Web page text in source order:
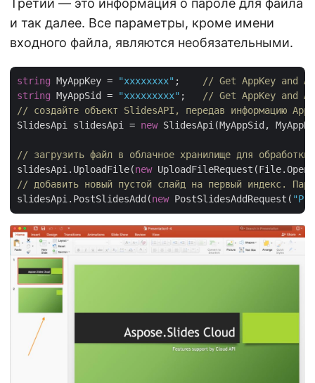
Третий — это информация о пароле для файла
и так далее. Все параметры, кроме имени
входного файла, являются необязательными.
string MyAppKey = "xxxxxxxx" ; // Get AppKey and
string MyAppSid = "xxxxxxxxx" ; // Get AppKey and
// создайте объект SlidesAPI, передав информацию
SlidesApi slidesApi = new SlidesApi(MyAppSid,
// загрузить файл в облачное хранилище для обработки
slidesApi.UploadFile(new UploadFileRequest(File.Open(
// добавить новый пустой слайд на первый индекс.
slidesApi.PostSlidesAdd(new PostSlidesAddRequest(